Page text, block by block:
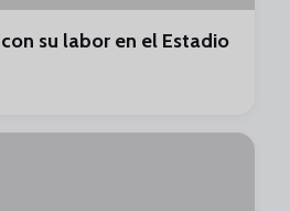
su labor en el Estadio